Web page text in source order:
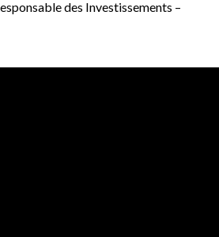
des Investissements –